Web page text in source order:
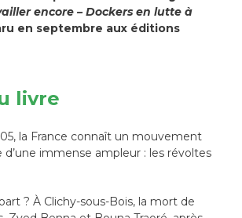
encore – Dockers en lutte à
en septembre aux éditions
livre
la France connaît un mouvement
d’une immense ampleur : les révoltes
? À Clichy-sous-Bois, la mort de